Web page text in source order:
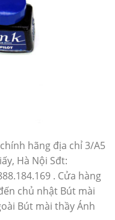
hãng địa chỉ 3/A5
Hà Nội Sđt:
. Cửa hàng
chủ nhật Bút mài
Bút mài thầy Ánh